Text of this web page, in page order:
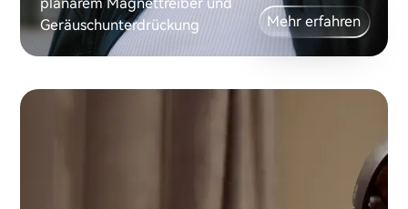
planarem Magnettreiber und
Geräuschunterdrückung
Mehr erfahren